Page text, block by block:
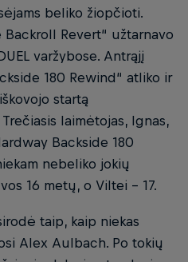
beliko žiopčioti.
Backroll Revert“ užtarnavo
varžybose. Antrąjį
180 Rewind“ atliko ir
startą
laimėtojas, Ignas,
Backside 180
nebeliko jokių
16 metų, o Viltei – 17.
taip, kaip niekas
Alex Aulbach. Po tokių